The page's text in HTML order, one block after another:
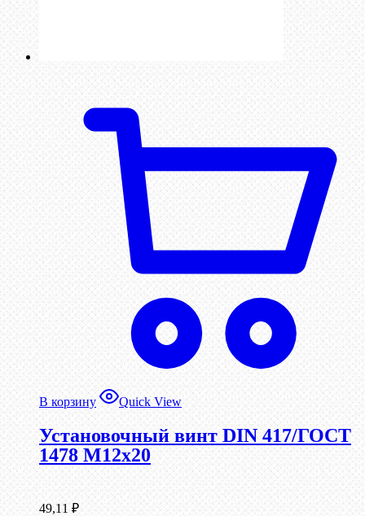
В корзину Quick View
Установочный винт DIN 417/ГОСТ
1478 М12х20
49,11 ₽